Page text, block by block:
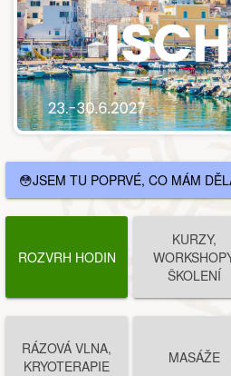
😳JSEM TU POPRVÉ, CO MÁM
ROZVRH HODIN
KURZY,
ŠKOLENÍ
RÁZOVÁ VLNA,
KRYOTERAPIE
MASÁŽE